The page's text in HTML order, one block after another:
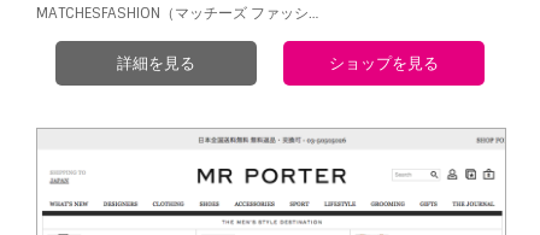
MATCHESFASHION（マッチーズ ファッシ…
詳細を見る ショップを見る